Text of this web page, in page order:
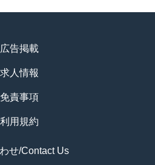
広告掲載
求人情報
免責事項
利用規約
せ/Contact Us